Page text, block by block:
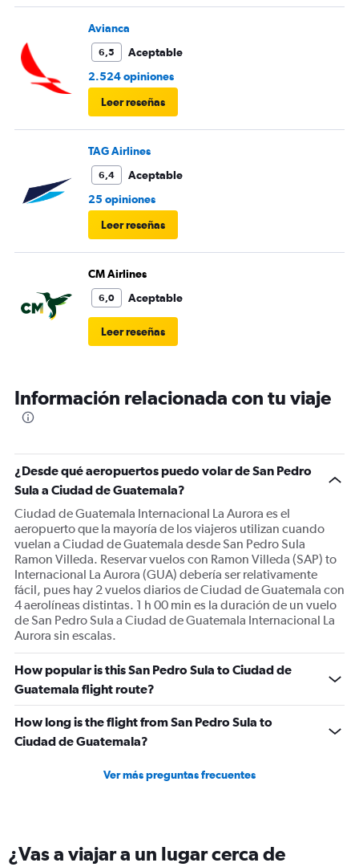
Avianca
6,5
Aceptable
2.524 opiniones
Leer reseñas
TAG Airlines
6,4
Aceptable
25 opiniones
Leer reseñas
CM Airlines
6,0 Aceptable
Leer reseñas
Información relacionada con tu viaje
¿Desde qué aeropuertos puedo volar de San Pedro
Sula a Ciudad de Guatemala?
Ciudad de Guatemala Internacional La Aurora es el
aeropuerto que la mayoría de los viajeros utilizan cuando
vuelan a Ciudad de Guatemala desde San Pedro Sula
Ramon Villeda. Reservar vuelos con Ramon Villeda (SAP) to
Internacional La Aurora (GUA) debería ser relativamente
fácil, pues hay 2 vuelos diarios de Ciudad de Guatemala con
4 aerolíneas distintas. 1 h 00 min es la duración de un vuelo
de San Pedro Sula a Ciudad de Guatemala Internacional La
Aurora sin escalas.
How popular is this San Pedro Sula to Ciudad de
Guatemala flight route?
How long is the flight from San Pedro Sula to
Ciudad de Guatemala?
Ver más preguntas frecuentes
¿Vas a viajar a un lugar cerca de